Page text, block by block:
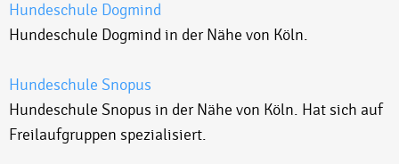
Hundeschule Dogmind
Hundeschule Dogmind in der Nähe von Köln.
Hundeschule Snopus
Hundeschule Snopus in der Nähe von Köln. Hat sich auf
Freilaufgruppen spezialisiert.